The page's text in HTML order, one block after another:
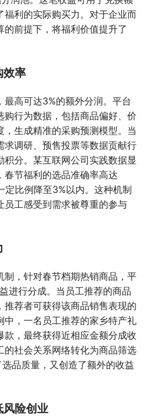
福利的实际购买力。对于企业而
前提下，将福利价值提升了
效率
高可达3%的额外分润。平台
行为数据，包括商品偏好、价
生成精准的采购预测模型。当
求调研、预售投票等数据贡献行
分。某互联网公司实践数据显
春节福利的选品准确率高达
定比例降至3%以内。这种机制
员工感受到需求被尊重的参与
制，针对春节档期热销商品，平
进行分成。当员工推荐的商品
推荐者可获得该商品销售表现的
中，一名员工推荐的家乡特产礼
，最终获得近相应金额分成收
的社会关系网络转化为商品筛选
品质量，又创造了额外的收益
风险创业